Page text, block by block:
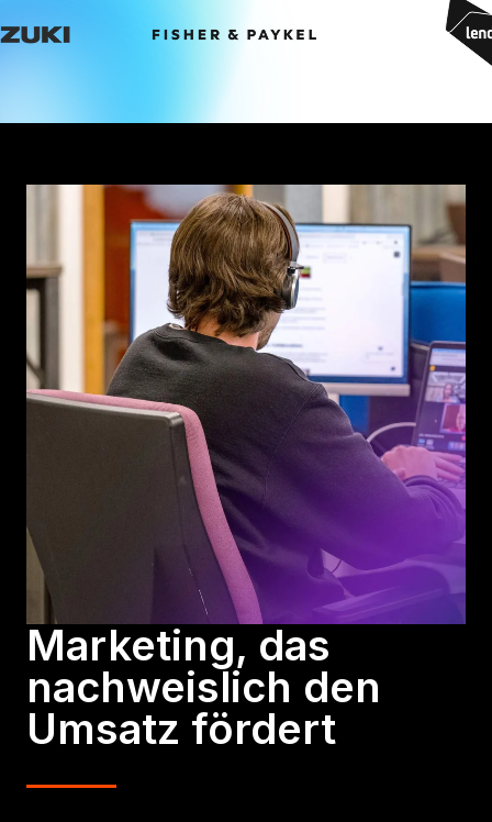
Marketing, das
nachweislich den
Umsatz fördert